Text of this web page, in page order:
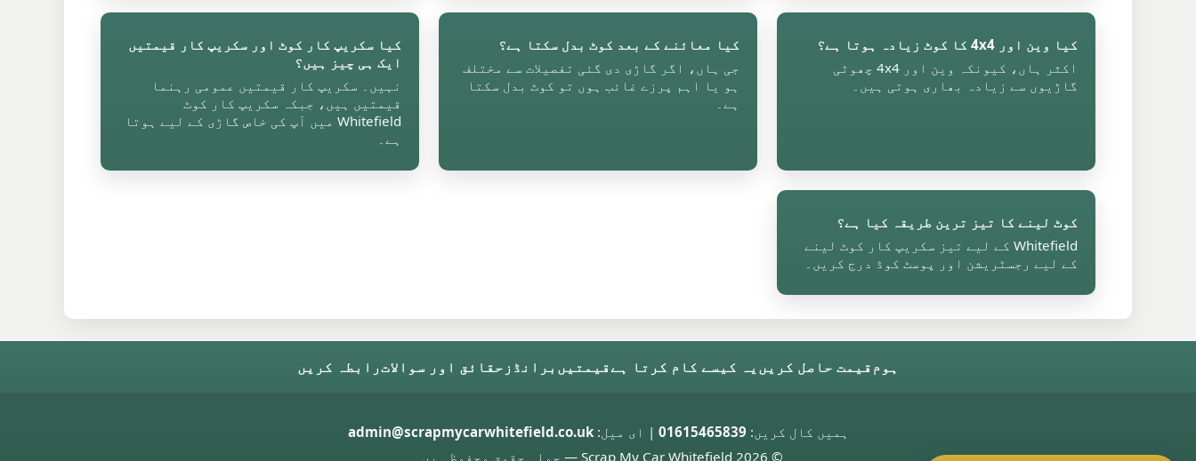
کیا وین اور 4x4 کا کوٹ زیادہ ہوتا ہے؟
اکثر ہاں، کیونکہ وین اور 4x4 چھوٹی
گاڑیوں سے زیادہ بھاری ہوتی ہیں۔
کیا معائنے کے بعد کوٹ بدل سکتا ہے؟
جی ہاں، اگر گاڑی دی گئی تفصیلات سے مختلف
ہو یا اہم پرزے غائب ہوں تو کوٹ بدل سکتا
ہے۔
کیا سکریپ کار کوٹ اور سکریپ کار قیمتیں
ایک ہی چیز ہیں؟
نہیں۔ سکریپ کار قیمتیں عمومی رہنما
قیمتیں ہیں، جبکہ سکریپ کار کوٹ
Whitefield میں آپ کی خاص گاڑی کے لیے ہوتا
ہے۔
کوٹ لینے کا تیز ترین طریقہ کیا ہے؟
Whitefield کے لیے تیز سکریپ کار کوٹ لینے
کے لیے رجسٹریشن اور پوسٹ کوڈ درج کریں۔
ہومقیمت حاصل کریں یہ کیسے کام کرتا ہےقیمتیں برانڈز حقائق اور سوالاترابطہ کریں
ہمیں کال کریں: 01615465839 | ای میل:admin@scrapmycarwhitefield.co.uk
© 2026 Scrap My Car Whitefield — جملہ حقوق محفوظ ہیں۔